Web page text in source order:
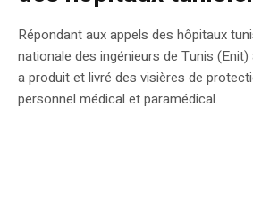
Répondant aux appels des hôpitaux
nationale des ingénieurs de Tunis
a produit et livré des visières de
personnel médical et paramédical.